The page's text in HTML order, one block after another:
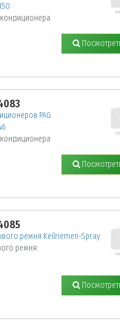
PAG
ремня Keilriemen-Spray
ремня